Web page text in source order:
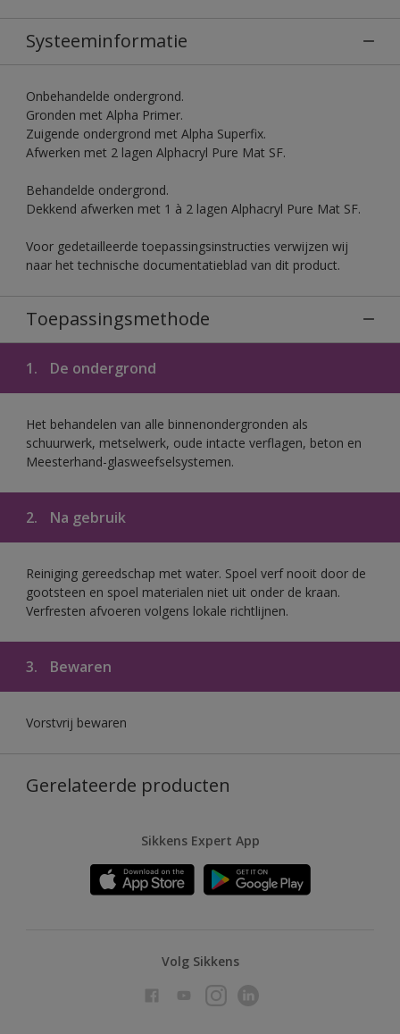
Systeeminformatie
Onbehandelde ondergrond.
Gronden met Alpha Primer.
Zuigende ondergrond met Alpha Superfix.
Afwerken met 2 lagen Alphacryl Pure Mat SF.
Behandelde ondergrond.
Dekkend afwerken met 1 à 2 lagen Alphacryl Pure Mat SF.
Voor gedetailleerde toepassingsinstructies verwijzen wij
naar het technische documentatieblad van dit product.
Toepassingsmethode
1. De ondergrond
Het behandelen van alle binnenondergronden als
schuurwerk, metselwerk, oude intacte verflagen, beton en
Meesterhand-glasweefselsystemen.
2. Na gebruik
Reiniging gereedschap met water. Spoel verf nooit door de
gootsteen en spoel materialen niet uit onder de kraan.
Verfresten afvoeren volgens lokale richtlijnen.
3. Bewaren
Vorstvrij bewaren
Gerelateerde producten
Sikkens Expert App
Volg Sikkens